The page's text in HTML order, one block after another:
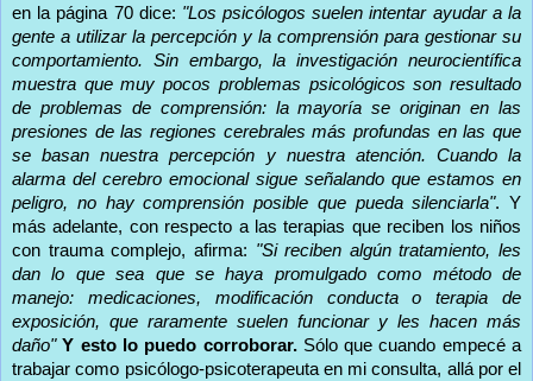
en la página 70 dice: "Los psicólogos suelen intentar ayudar a la
gente a utilizar la percepción y la comprensión para gestionar su
comportamiento. Sin embargo, la investigación neurocientífica
muestra que muy pocos problemas psicológicos son resultado
de problemas de comprensión: la mayoría se originan en las
presiones de las regiones cerebrales más profundas en las que
se basan nuestra percepción y nuestra atención. Cuando la
alarma del cerebro emocional sigue señalando que estamos en
peligro, no hay comprensión posible que pueda silenciarla". Y
más adelante, con respecto a las terapias que reciben los niños
con trauma complejo, afirma: "Si reciben algún tratamiento, les
dan lo que sea que se haya promulgado como método de
manejo: medicaciones, modificación conducta o terapia de
exposición, que raramente suelen funcionar y les hacen más
daño" Y esto lo puedo corroborar.Sólo que cuando empecé a
trabajar como psicólogo-psicoterapeuta en mi consulta, allá por el